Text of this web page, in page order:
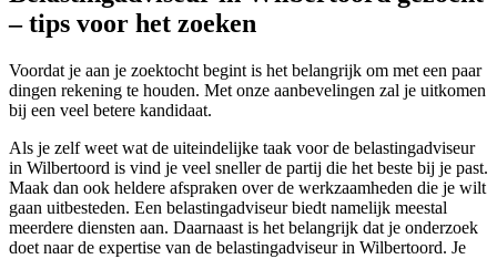
– tips voor het zoeken
Voordat je aan je zoektocht begint is het belangrijk om met een paar
dingen rekening te houden. Met onze aanbevelingen zal je uitkomen
bij een veel betere kandidaat.
Als je zelf weet wat de uiteindelijke taak voor de belastingadviseur
in Wilbertoord is vind je veel sneller de partij die het beste bij je past.
Maak dan ook heldere afspraken over de werkzaamheden die je wilt
gaan uitbesteden. Een belastingadviseur biedt namelijk meestal
meerdere diensten aan. Daarnaast is het belangrijk dat je onderzoek
doet naar de expertise van de belastingadviseur in Wilbertoord. Je